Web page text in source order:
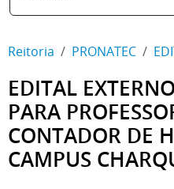
Reitoria PRONATEC
EDITAL
PARA
CONTADOR DE
CAMPUS